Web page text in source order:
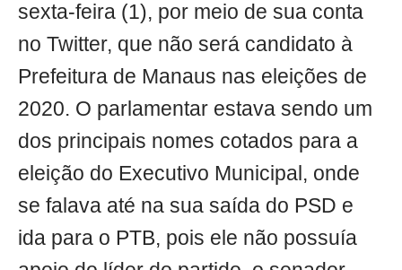
sexta-feira (1), por meio de sua conta
no Twitter, que não será candidato à
Prefeitura de Manaus nas eleições de
2020. O parlamentar estava sendo um
dos principais nomes cotados para a
eleição do Executivo Municipal, onde
se falava até na sua saída do PSD e
ida para o PTB, pois ele não possuía